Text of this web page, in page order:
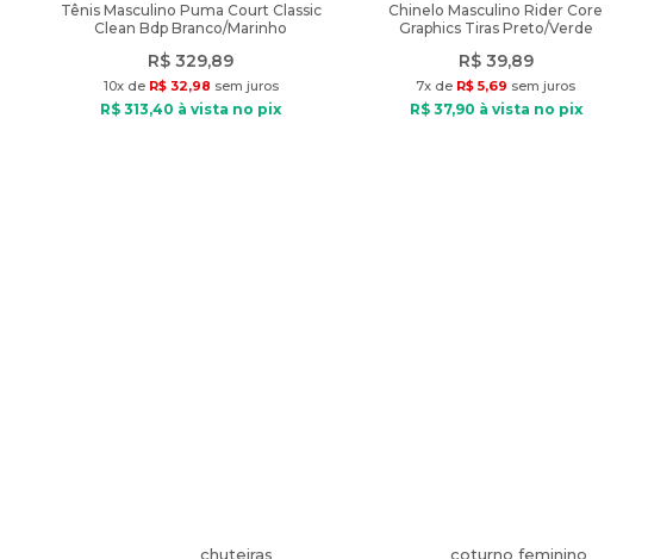
Tênis Masculino Puma Court Classic
Clean Bdp Branco/Marinho
R$ 329,89
10x de R$ 32,98 sem juros
R$ 313,40 à vista no pix
Chinelo Masculino Rider Core
Graphics Tiras Preto/Verde
R$ 39,89
7x de R$ 5,69 sem juros
R$ 37,90 à vista no pix
chuteiras
coturno feminino